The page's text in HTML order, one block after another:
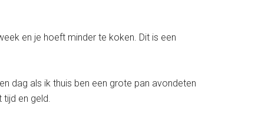
en je hoeft minder te koken. Dit is een
dag als ik thuis ben een grote pan avondeten
tijd en geld.